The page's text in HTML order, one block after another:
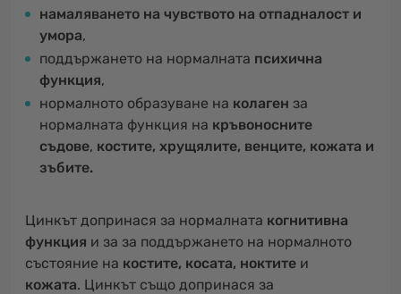
намаляването на чувството на отпадналост и
умора,
поддържането на нормалната психична
функция,
нормалното образуване на колаген за
нормалната функция на кръвоносните
съдове, костите, хрущялите, венците, кожата и
зъбите.
Цинкът допринася за нормалната когнитивна
функция и за за поддържането на нормалното
състояние на костите, косата, ноктите и
кожата. Цинкът също допринася за